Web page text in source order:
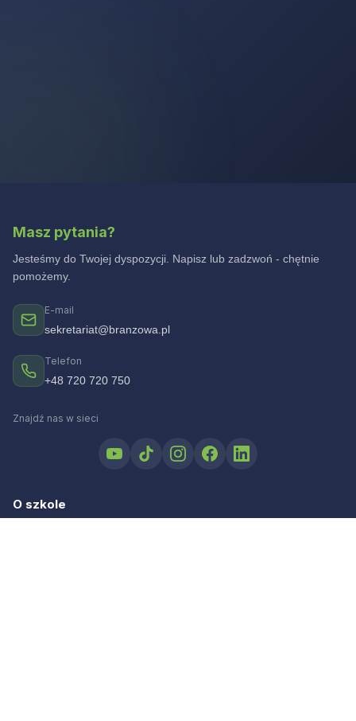
Masz pytania?
Jesteśmy do Twojej dyspozycji. Napisz lub zadzwoń - chętnie
pomożemy.
E-mail
sekretariat@branzowa.pl
Telefon
+48 720 720 750
Znajdź nas w sieci
O szkole